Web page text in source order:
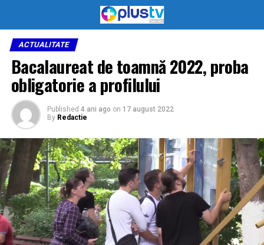
ACTUALITATE
Bacalaureat de toamnă 2022, proba
obligatorie a profilului
Published 4 ani ago on 17 august 2022
By Redactie